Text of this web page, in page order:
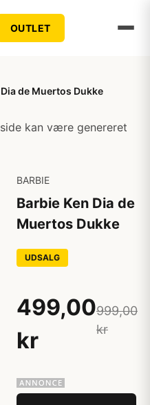
OUTLET
de Muertos Dukke
kan være genereret
BARBIE
Barbie Ken Dia de
Muertos Dukke
UDSALG
499,00
kr
999,00
kr